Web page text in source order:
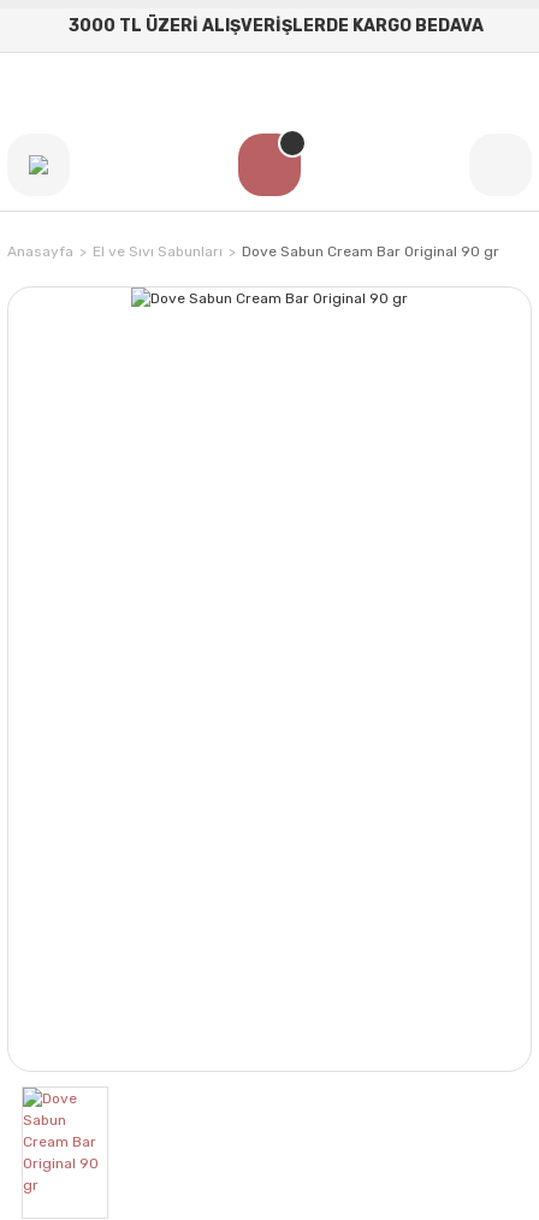
3000 TL ÜZERİ ALIŞVERİŞLERDE KARGO BEDAVA
Anasayfa El ve Sıvı Sabunları Dove Sabun Cream Bar Original 90 gr